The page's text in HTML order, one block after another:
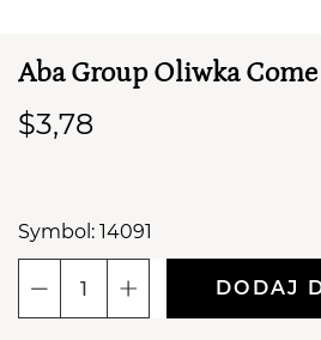
Aba Group Oliwka
$3,78
Symbol: 14091
DODAJ